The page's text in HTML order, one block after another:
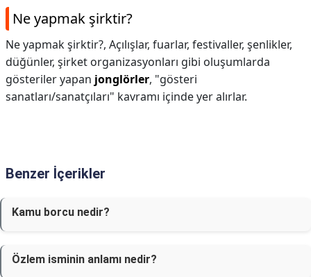
Ne yapmak şirktir?
Ne yapmak şirktir?, Açılışlar, fuarlar, festivaller, şenlikler,
düğünler, şirket organizasyonları gibi oluşumlarda
gösteriler yapan jonglörler, "gösteri
sanatları/sanatçıları" kavramı içinde yer alırlar.
Benzer İçerikler
Kamu borcu nedir?
Özlem isminin anlamı nedir?